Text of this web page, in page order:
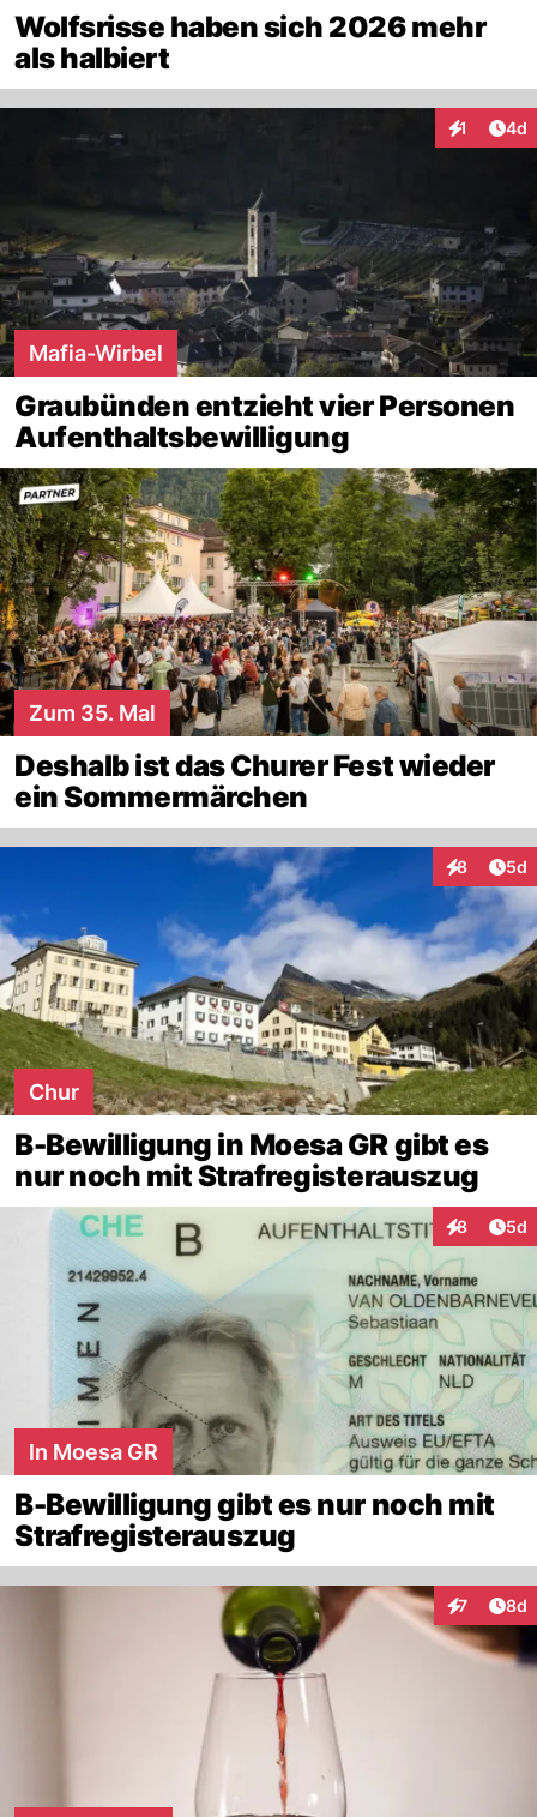
Wolfsrisse haben sich 2026 mehr
als halbiert
1 4d
Mafia-Wirbel
Graubünden entzieht vier Personen
Aufenthaltsbewilligung
Zum 35. Mal
Deshalb ist das Churer Fest wieder
ein Sommermärchen
8 5d
Chur
B-Bewilligung in Moesa GR gibt es
nur noch mit Strafregisterauszug
8 5d
In Moesa GR
B-Bewilligung gibt es nur noch mit
Strafregisterauszug
7 8d